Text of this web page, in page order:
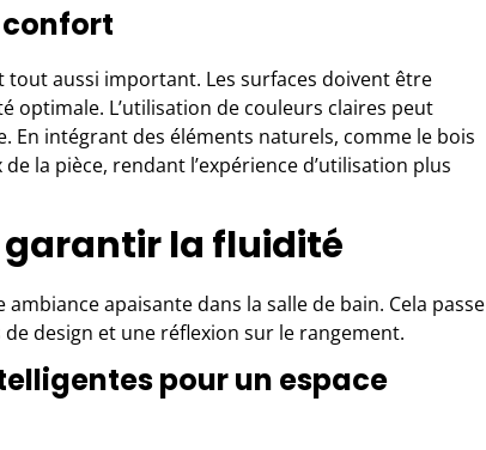
aussi important. Les surfaces doivent être
L’utilisation de couleurs claires peut
En intégrant des éléments naturels, comme le bois
la pièce, rendant l’expérience d’utilisation plus
garantir la fluidité
apaisante dans la salle de bain. Cela passe
design et une réflexion sur le rangement.
pour un espace